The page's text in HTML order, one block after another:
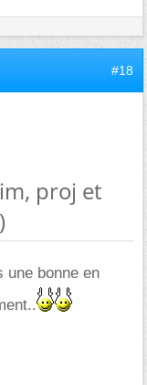
#18
proj et
une bonne en